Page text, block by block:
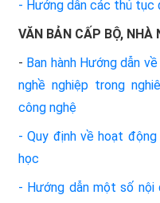
- Hướng dẫn các thủ tục
VĂN BẢN CẤP BỘ, NHÀ
- Ban hành Hướng dẫn
nghề nghiệp trong
công nghệ
- Quy định về hoạt
học
- Hướng dẫn một số nội